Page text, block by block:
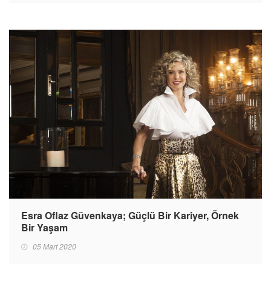
Esra Oflaz Güvenkaya; Güçlü Bir Kariyer, Örnek
Bir Yaşam
05 Mart 2020